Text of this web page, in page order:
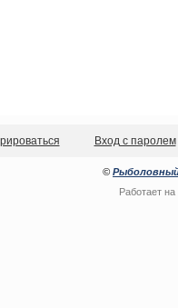
Вход с паролем
© Рыболовный
Работает